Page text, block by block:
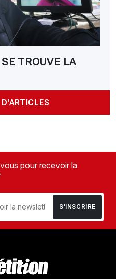
TROUVE LA
pour recevoir la
S’INSCRIRE